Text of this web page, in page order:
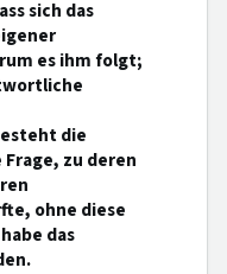
sich das
es ihm folgt;
die
zu deren
ohne diese
das